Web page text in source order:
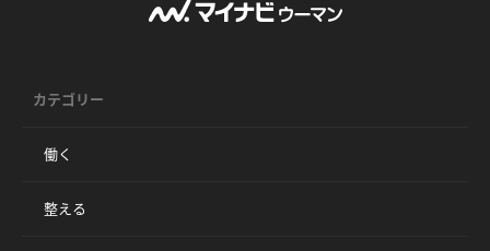
カテゴリー
働く
整える